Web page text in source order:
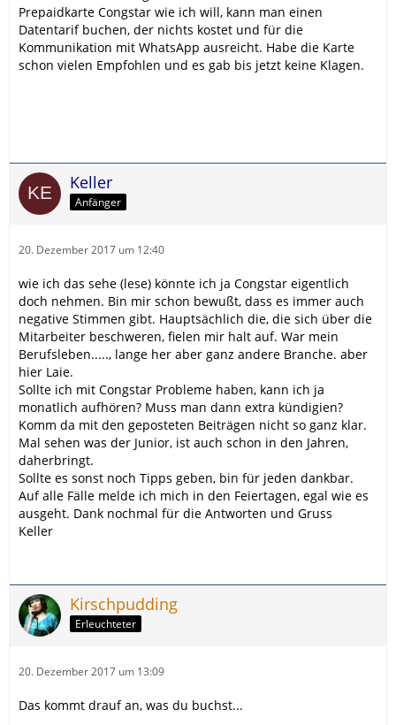
Prepaidkarte Congstar wie ich will, kann man einen
Datentarif buchen, der nichts kostet und für die
Kommunikation mit WhatsApp ausreicht. Habe die Karte
schon vielen Empfohlen und es gab bis jetzt keine Klagen.
Keller
Anfänger
20. Dezember 2017 um 12:40
wie ich das sehe (lese) könnte ich ja Congstar eigentlich
doch nehmen. Bin mir schon bewußt, dass es immer auch
negative Stimmen gibt. Hauptsächlich die, die sich über die
Mitarbeiter beschweren, fielen mir halt auf. War mein
Berufsleben....., lange her aber ganz andere Branche. aber
hier Laie.
Sollte ich mit Congstar Probleme haben, kann ich ja
monatlich aufhören? Muss man dann extra kündigien?
Komm da mit den geposteten Beiträgen nicht so ganz klar.
Mal sehen was der Junior, ist auch schon in den Jahren,
daherbringt.
Sollte es sonst noch Tipps geben, bin für jeden dankbar.
Auf alle Fälle melde ich mich in den Feiertagen, egal wie es
ausgeht. Dank nochmal für die Antworten und Gruss
Keller
Kirschpudding
Erleuchteter
20. Dezember 2017 um 13:09
Das kommt drauf an, was du buchst...